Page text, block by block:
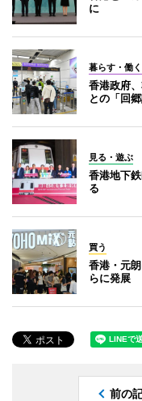
に
暮らす・働く
香港政府
との「回
見る・遊ぶ
香港地下
る
買う
香港・元
らに発展
前の